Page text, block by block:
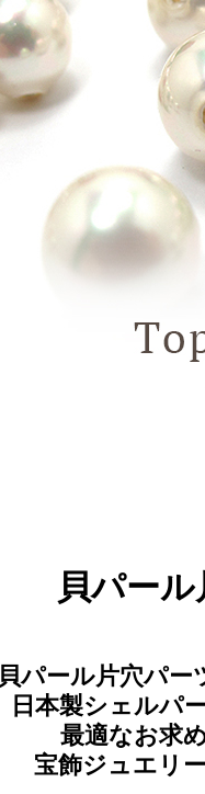
貝パー
貝パール片穴パ
日本製シェルパ
最適なお求
宝飾ジュエリ